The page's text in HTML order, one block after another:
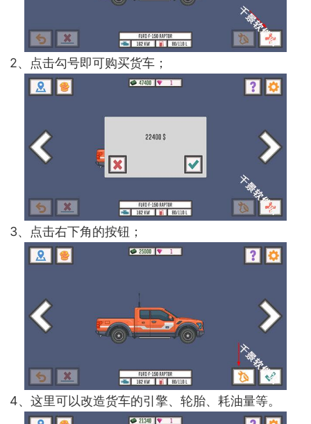
2、点击勾号即可购买货车；
3、点击右下角的按钮；
4、这里可以改造货车的引擎、轮胎、耗油量等。